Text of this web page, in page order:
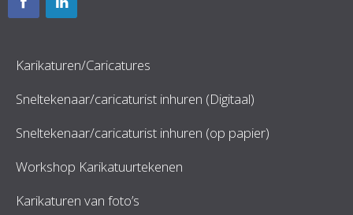
Karikaturen/Caricatures
Sneltekenaar/caricaturist inhuren (Digitaal)
Sneltekenaar/caricaturist inhuren (op papier)
Workshop Karikatuurtekenen
Karikaturen van foto’s